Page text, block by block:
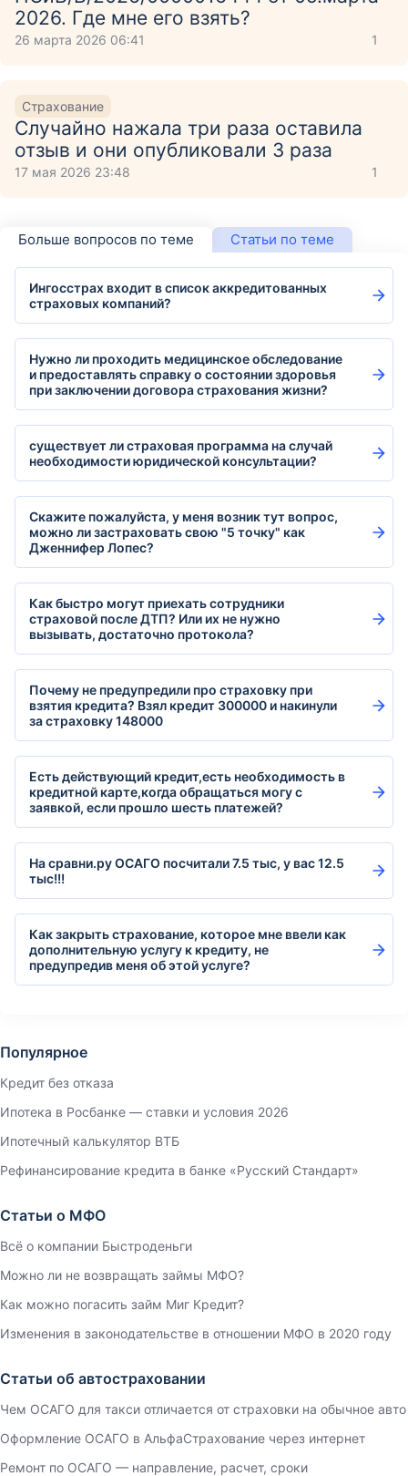
2026. Где мне его взять?
26 марта 2026 06:41 1
Страхование
Случайно нажала три раза оставила
отзыв и они опубликовали 3 раза
17 мая 2026 23:48 1
Больше вопросов по теме Статьи по теме
Ингосстрах входит в список аккредитованных
страховых компаний?
Нужно ли проходить медицинское обследование
и предоставлять справку о состоянии здоровья
при заключении договора страхования жизни?
существует ли страховая программа на случай
необходимости юридической консультации?
Скажите пожалуйста, у меня возник тут вопрос,
можно ли застраховать свою "5 точку" как
Дженнифер Лопес?
Как быстро могут приехать сотрудники
страховой после ДТП? Или их не нужно
вызывать, достаточно протокола?
Почему не предупредили про страховку при
взятия кредита? Взял кредит 300000 и накинули
за страховку 148000
Есть действующий кредит,есть необходимость в
кредитной карте,когда обращаться могу с
заявкой, если прошло шесть платежей?
На сравни.ру ОСАГО посчитали 7.5 тыс, у вас 12.5
тыс!!!
Как закрыть страхование, которое мне ввели как
дополнительную услугу к кредиту, не
предупредив меня об этой услуге?
Популярное
Кредит без отказа
Ипотека в Росбанке — ставки и условия 2026
Ипотечный калькулятор ВТБ
Рефинансирование кредита в банке «Русский Стандарт»
Статьи о МФО
Всё о компании Быстроденьги
Можно ли не возвращать займы МФО?
Как можно погасить займ Миг Кредит?
Изменения в законодательстве в отношении МФО в 2020 году
Статьи об автостраховании
Чем ОСАГО для такси отличается от страховки на обычное авто
Оформление ОСАГО в АльфаСтрахование через интернет
Ремонт по ОСАГО — направление, расчет, сроки